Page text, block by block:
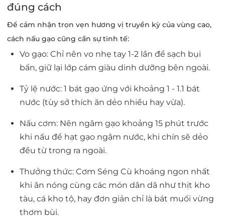
đúng cách
Để cảm nhận trọn vẹn hương vị truyền kỳ của vùng cao,
cách nấu gạo cũng cần sự tinh tế:
Vo gạo: Chỉ nên vo nhẹ tay 1-2 lần để sạch bụi
bẩn, giữ lại lớp cám giàu dinh dưỡng bên ngoài.
Tỷ lệ nước: 1 bát gạo ứng với khoảng 1 - 1.1 bát
nước (tùy sở thích ăn dẻo nhiều hay vừa).
Nấu cơm: Nên ngâm gạo khoảng 15 phút trước
khi nấu để hạt gạo ngậm nước, khi chín sẽ dẻo
đều từ trong ra ngoài.
Thưởng thức: Cơm Séng Cù khoáng ngon nhất
khi ăn nóng cùng các món dân dã như thịt kho
tàu, cá kho tộ, hay đơn giản chỉ là bát muối vừng
thơm bùi.